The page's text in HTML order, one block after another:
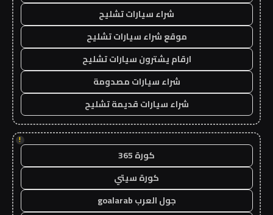
شراء سيارات تشليح
موقع شراء سيارات تشليح
ارقام يشترون سيارات تشليح
شراء سيارات مصدومة
شراء سيارات قديمة تشليح
!
كورة 365
كورة سيتي
جول العرب goalarab